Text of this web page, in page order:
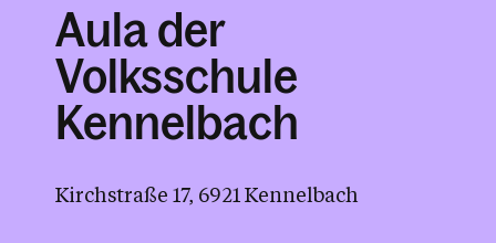
Aula der
Volksschule
Kennelbach
Kirchstraße 17, 6921 Kennelbach